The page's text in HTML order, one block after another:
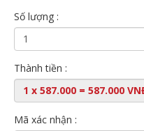
Số lượng :
Thành tiền :
Mã xác nhận :